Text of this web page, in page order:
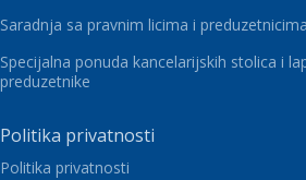
Saradnja sa pravnim licima i preduzetnicima
Specijalna ponuda kancelarijskih stolica i
preduzetnike
Politika privatnosti
Politika privatnosti